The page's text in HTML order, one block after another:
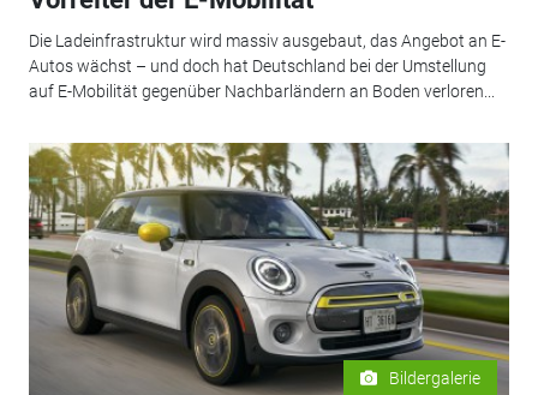
Die Ladeinfrastruktur wird massiv ausgebaut, das Angebot an E-
Autos wächst – und doch hat Deutschland bei der Umstellung
auf E-Mobilität gegenüber Nachbarländern an Boden verloren...
Bildergalerie